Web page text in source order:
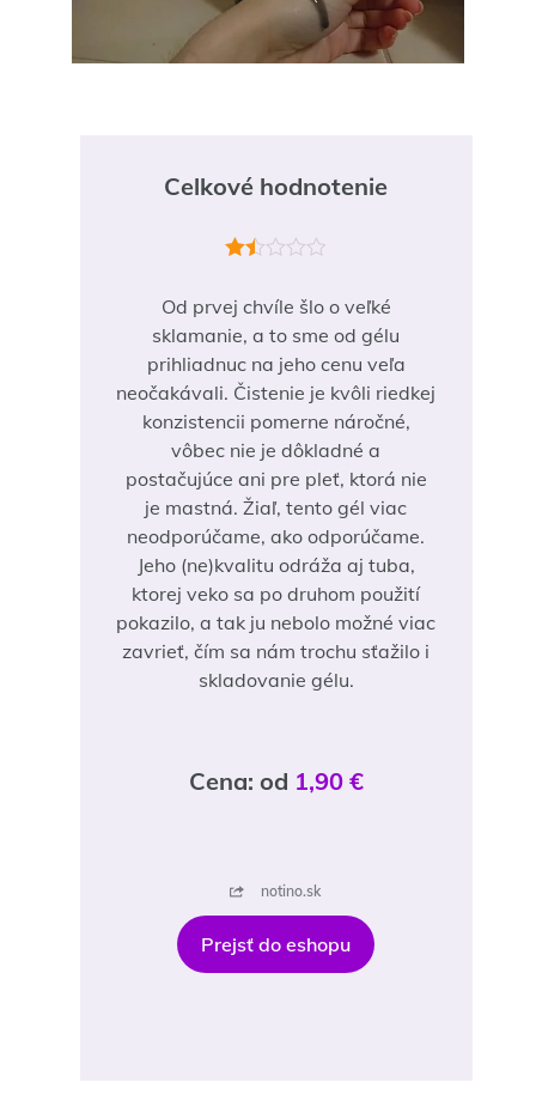
Celkové hodnotenie
z 5
Od prvej chvíle šlo o veľké
sklamanie, a to sme od gélu
prihliadnuc na jeho cenu veľa
neočakávali. Čistenie je kvôli riedkej
konzistencii pomerne náročné,
vôbec nie je dôkladné a
postačujúce ani pre pleť, ktorá nie
je mastná. Žiaľ, tento gél viac
neodporúčame, ako odporúčame.
Jeho (ne)kvalitu odráža aj tuba,
ktorej veko sa po druhom použití
pokazilo, a tak ju nebolo možné viac
zavrieť, čím sa nám trochu sťažilo i
skladovanie gélu.
Cena: od 1,90 €
notino.sk
Prejsť do eshopu